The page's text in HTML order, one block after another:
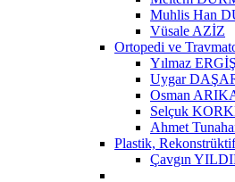
Muhlis Han
Vüsale AZİZ
Ortopedi ve
Yılmaz
Uygar
Osman
Selçuk
Ahmet
Plastik,
Çavgın